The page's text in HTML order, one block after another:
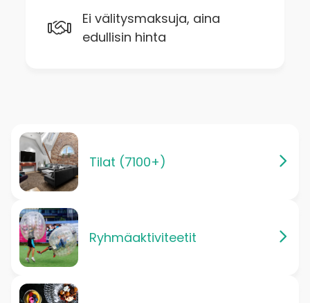
Ei välitysmaksuja, aina
edullisin hinta
Tilat (7100+)
Ryhmäaktiviteetit